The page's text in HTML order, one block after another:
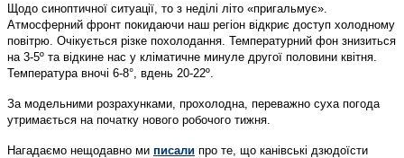
Щодо синоптичної ситуації, то з неділі літо «пригальмує».
Атмосферний фронт покидаючи наш регіон відкриє доступ холодному
повітрю. Очікується різке похолодання. Температурний фон знизиться
на 3-5º та відкине нас у кліматичне минуле другої половини квітня.
Температура вночі 6-8°, вдень 20-22º.
За модельними розрахунками, прохолодна, переважно суха погода
утримається на початку нового робочого тижня.
Нагадаємо нещодавно ми писали про те, що канівські дзюдоїсти